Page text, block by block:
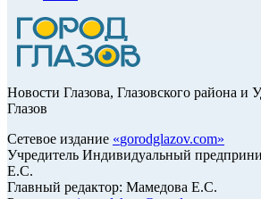
Новости Глазова, Глазовского района и
Глазов
Сетевое издание «gorodglazov.com»
Учредитель Индивидуальный
Е.С.
Главный редактор: Мамедова Е.С.